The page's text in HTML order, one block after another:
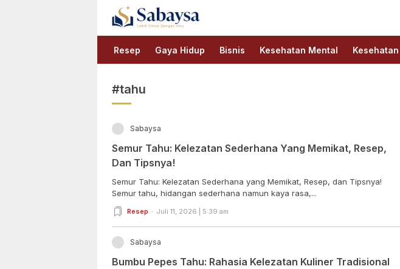
Sabaysa
Lebih Dekat Dengan Ilmu
Resep Gaya Hidup Bisnis Kesehatan Mental Kesehatan
#tahu
Sabaysa
Semur Tahu: Kelezatan Sederhana Yang Memikat, Resep,
Dan Tipsnya!
Semur Tahu: Kelezatan Sederhana yang Memikat, Resep, dan Tipsnya!
Semur tahu, hidangan sederhana namun kaya rasa,...
Resep Juli 11, 2026 | 5:39 am
Sabaysa
Bumbu Pepes Tahu: Rahasia Kelezatan Kuliner Tradisional